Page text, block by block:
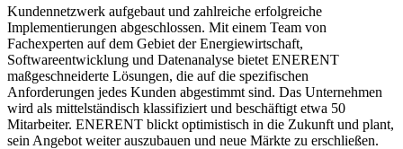
Kundennetzwerk aufgebaut und zahlreiche erfolgreiche
Implementierungen abgeschlossen. Mit einem Team von
Fachexperten auf dem Gebiet der Energiewirtschaft,
Softwareentwicklung und Datenanalyse bietet ENERENT
maßgeschneiderte Lösungen, die auf die spezifischen
Anforderungen jedes Kunden abgestimmt sind. Das Unternehmen
wird als mittelständisch klassifiziert und beschäftigt etwa 50
Mitarbeiter. ENERENT blickt optimistisch in die Zukunft und plant,
sein Angebot weiter auszubauen und neue Märkte zu erschließen.